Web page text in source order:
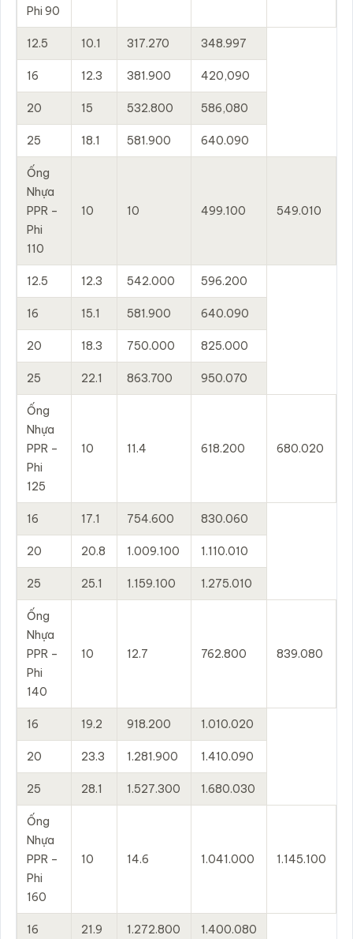
Phi 90
12.5 10.1 317.270 348.997
16 12.3 381.900 420,090
20 15 532.800 586,080
25 18.1 581.900 640.090
Ống
Nhựa
PPR –
Phi
110
10 10 499.100 549.010
12.5 12.3 542.000 596.200
16 15.1 581.900 640.090
20 18.3 750.000 825.000
25 22.1 863.700 950.070
Ống
Nhựa
PPR –
Phi
125
10 11.4 618.200 680.020
16 17.1 754.600 830.060
20 20.8 1.009.100 1.110.010
25 25.1 1.159.100 1.275.010
Ống
Nhựa
PPR –
Phi
140
10 12.7 762.800 839.080
16 19.2 918.200 1.010.020
20 23.3 1.281.900 1.410.090
25 28.1 1.527.300 1.680.030
Ống
Nhựa
PPR –
Phi
160
10 14.6 1.041.000 1.145.100
16 21.9 1.272.800 1.400.080